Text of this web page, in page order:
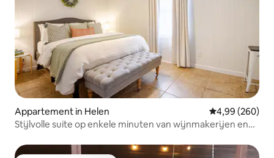
Appartement in Helen Gemiddelde
4,99 (260)
Stijlvolle suite op enkele minuten van wijnmakerijen en